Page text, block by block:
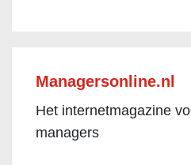
Managersonline.nl
Het internetmagazine
managers